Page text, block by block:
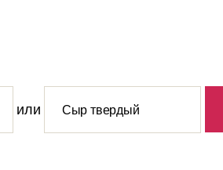
или